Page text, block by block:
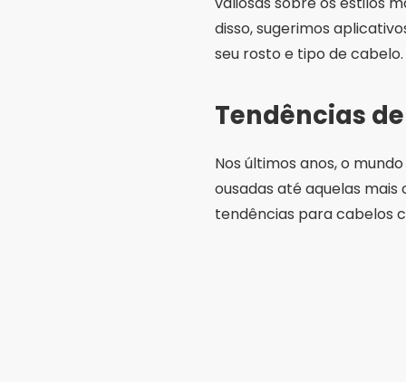
disso, sugerimos
seu rosto e tipo de cabelo.
Tendências
Nos últimos anos, o
ousadas até aquelas mais
tendências para cabelos